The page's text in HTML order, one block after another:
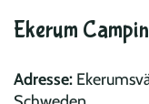
Ekerum
Adresse: